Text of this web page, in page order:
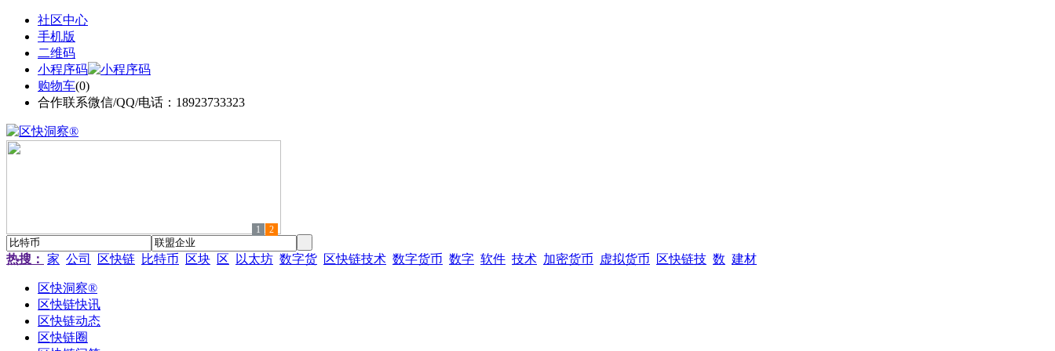
社区中心
手机版
二维码
小程序码
购物车(0)
合作联系微信/QQ/电话：18923733323
1 2
热搜： 家 公司 区快链 比特币 区块 区 以太坊 数字货 区快链技术 数字货币 数字 软件 技术 加密货币 虚拟货币 区快链技 数 建材
区快洞察®
区快链快讯
区快链动态
区快链圈